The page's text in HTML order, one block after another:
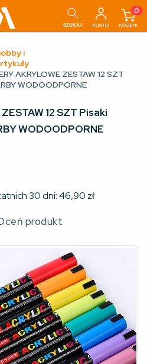
SZUKAJ KONTO
0
KOSZYK
i
AKRYLOWE ZESTAW 12 SZT
WODOODPORNE
12 SZT Pisaki
WODOODPORNE
30 dni:46,90 zł
produkt